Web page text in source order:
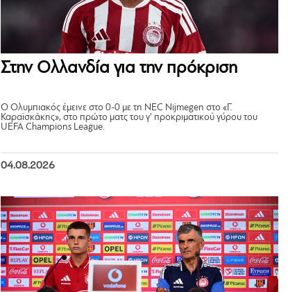
Στην Ολλανδία για την πρόκριση
Ο Ολυμπιακός έμεινε στο 0-0 με τη NEC Nijmegen στο «Γ.
Καραϊσκάκης», στο πρώτο ματς του γ’ προκριματικού γύρου του
UEFA Champions League.
04.08.2026